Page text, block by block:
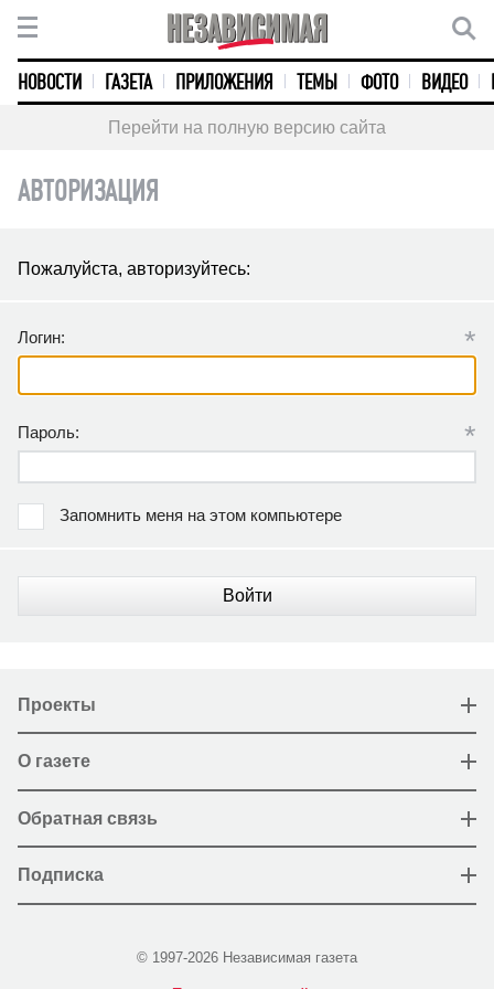
НОВОСТИ ГАЗЕТА ПРИЛОЖЕНИЯ ТЕМЫ ФОТО ВИДЕО
Перейти на полную версию сайта
АВТОРИЗАЦИЯ
Пожалуйста, авторизуйтесь:
Логин: *
Пароль: *
Запомнить меня на этом компьютере
Войти
Проекты
О газете
Обратная связь
Подписка
© 1997-2026 Независимая газета